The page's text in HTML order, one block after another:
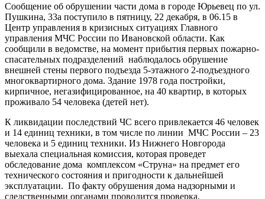
Сообщение об обрушении части дома в городе Юрьевец по ул.
Пушкина, 33а поступило в пятницу, 22 декабря, в 06.15 в
Центр управления в кризисных ситуациях Главного
управления МЧС России по Ивановской области. Как
сообщили в ведомстве, на момент прибытия первых пожарно-
спасательных подразделений наблюдалось обрушение
внешней стены первого подъезда 5-этажного 2-подъездного
многоквартирного дома. Здание 1978 года постройки,
кирпичное, негазифицированное, на 40 квартир, в которых
проживало 54 человека (детей нет).
К ликвидации последствий ЧС всего привлекается 46 человек
и 14 единиц техники, в том числе по линии МЧС России – 23
человека и 5 единиц техники. Из Нижнего Новгорода
выехала специальная комиссия, которая проведет
обследование дома комплексом «Струна» на предмет его
технического состояния и пригодности к дальнейшей
эксплуатации. По факту обрушения дома надзорными и
следственными органами проводится проверка.